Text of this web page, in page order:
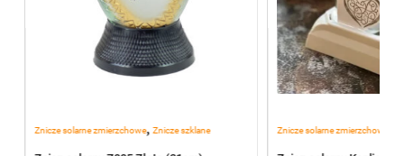
Znicze solarne zmierzchowe, Znicze szklane Znicze solarne zmierzchowe